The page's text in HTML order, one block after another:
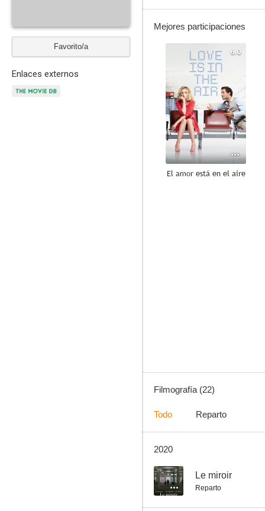
Favorito/a
Enlaces externos
Mejores participaciones
6.0
El amor está en el aire
Filmografía (22)
Todo Reparto
2020
-- Le miroir
Reparto